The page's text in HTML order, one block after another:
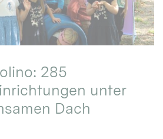
285
unter
Dach